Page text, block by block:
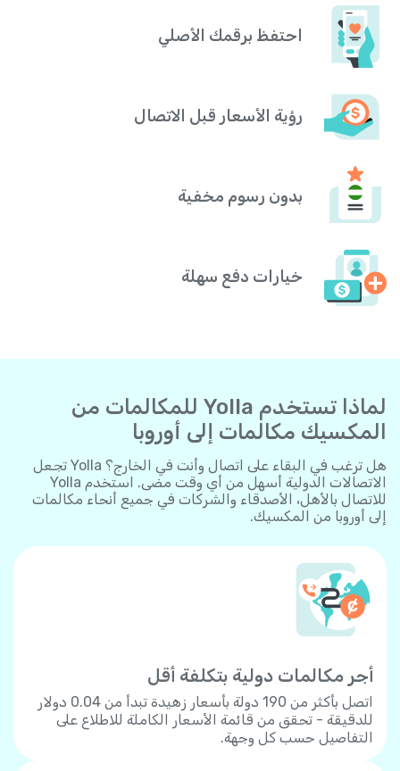
احتفظ برقمك الأصلي
رؤية الأسعار قبل الاتصال
بدون رسوم مخفية
خيارات دفع سهلة
لماذا تستخدم Yolla للمكالمات من
المكسيك مكالمات إلى أوروبا
هل ترغب في البقاء على اتصال وأنت في الخارج؟ Yolla تجعل
الاتصالات الدولية أسهل من أي وقت مضى. استخدم Yolla
للاتصال بالأهل، الأصدقاء والشركات في جميع أنحاء مكالمات
إلى أوروبا من المكسيك.
أجر مكالمات دولية بتكلفة أقل
اتصل بأكثر من 190 دولة بأسعار زهيدة تبدأ من 0.04 دولار
للدقيقة - تحقق من قائمة الأسعار الكاملة للاطلاع على
التفاصيل حسب كل وجهة.